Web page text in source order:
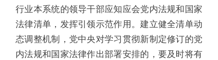
行业本系统的领导干部应知应会党内法规和国家
法律清单，发挥引领示范作用。建立健全清单动
态调整机制，党中央对学习贯彻新制定修订的党
内法规和国家法律作出部署安排的，要及时将有